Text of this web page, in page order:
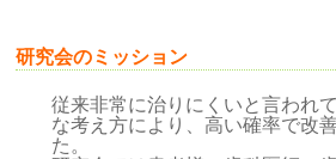
研究会のミッション
従来非常に治りにくいと言われ
な考え方により、高い確率で改
た。